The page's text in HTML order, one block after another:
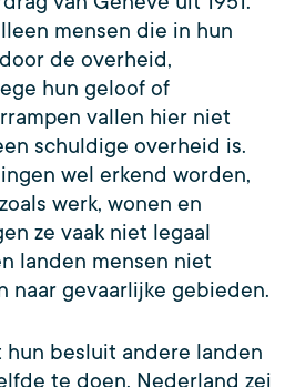
mensen die in hun
de overheid,
hun geloof of
vallen hier niet
schuldige overheid is.
wel erkend worden,
werk, wonen en
ze vaak niet legaal
landen mensen niet
naar gevaarlijke gebieden.
hun besluit andere landen
te doen. Nederland zei